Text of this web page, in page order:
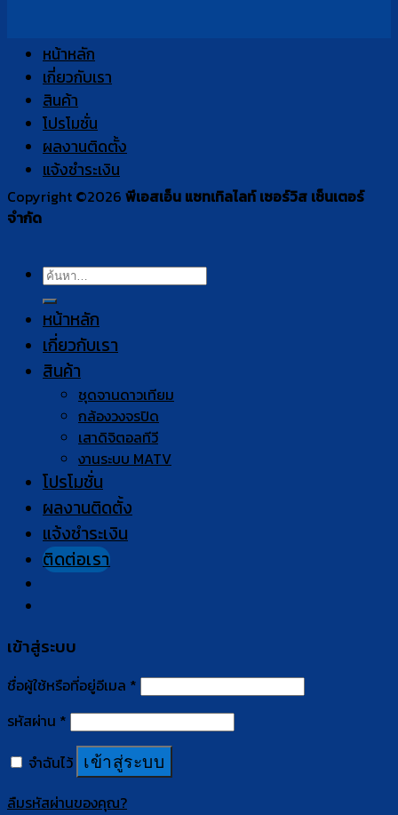
หน้าหลัก
เกี่ยวกับเรา
สินค้า
โปรโมชั่น
ผลงานติดตั้ง
แจ้งชำระเงิน
Copyright ©2026 พีเอสเอ็น แซทเทิลไลท์ เซอร์วิส เซ็นเตอร์
จำกัด
ค้นหา:
หน้าหลัก
เกี่ยวกับเรา
สินค้า
ชุดจานดาวเทียม
กล้องวงจรปิด
เสาดิจิตอลทีวี
งานระบบ MATV
โปรโมชั่น
ผลงานติดตั้ง
แจ้งชำระเงิน
ติดต่อเรา
เข้าสู่ระบบ
ชื่อผู้ใช้หรือที่อยู่อีเมล*